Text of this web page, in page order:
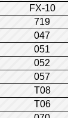
FX-10
719
047
051
052
057
T08
T06